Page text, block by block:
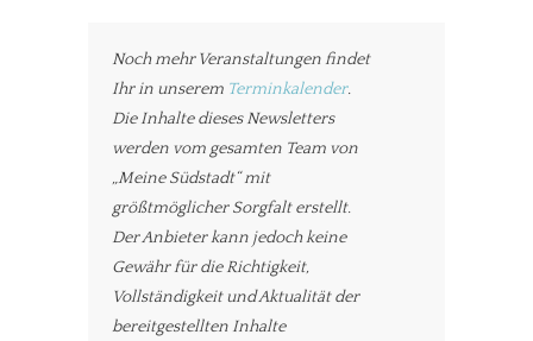
Noch mehr Veranstaltungen findet
Ihr in unserem Terminkalender.
Die Inhalte dieses Newsletters
werden vom gesamten Team von
„Meine Südstadt“ mit
größtmöglicher Sorgfalt erstellt.
Der Anbieter kann jedoch keine
Gewähr für die Richtigkeit,
Vollständigkeit und Aktualität der
bereitgestellten Inhalte